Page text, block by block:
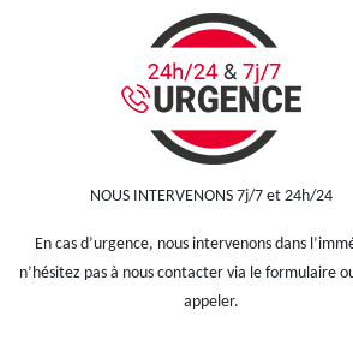
NOUS INTERVENONS 7j/7 et 24h/24
En cas d’urgence, nous intervenons dans
n’hésitez pas à nous contacter via le formulaire
appeler.